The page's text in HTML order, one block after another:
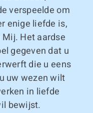
verspeelde om
enige liefde is,
Het aardse
gegeven dat u
die u eens
uw wezen wilt
in liefde
bewijst.